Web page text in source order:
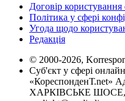
Договір користування
Політика у сфері
Угода щодо
Редакція
© 2000-2026,
Суб'єкт у сфері
«КореспонденТ.net»
ХАРКІВСЬКЕ ШОСЕ,